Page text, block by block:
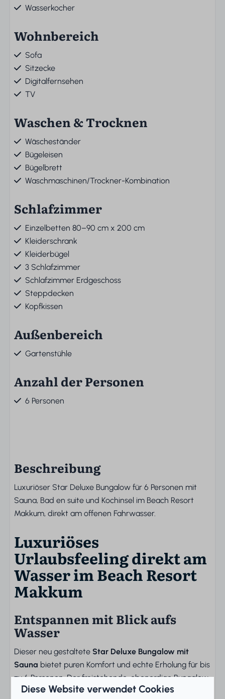
Wasserkocher
Wohnbereich
Sofa
Sitzecke
Digitalfernsehen
TV
Waschen & Trocknen
Wäscheständer
Bügeleisen
Bügelbrett
Waschmaschinen/Trockner-Kombination
Schlafzimmer
Einzelbetten 80–90 cm x 200 cm
Kleiderschrank
Kleiderbügel
3 Schlafzimmer
Schlafzimmer Erdgeschoss
Steppdecken
Kopfkissen
Außenbereich
Gartenstühle
Anzahl der Personen
6 Personen
Beschreibung
Luxuriöser Star Deluxe Bungalow für 6 Personen mit
Sauna, Bad en suite und Kochinsel im Beach Resort
Makkum, direkt am offenen Fahrwasser.
Luxuriöses
Urlaubsfeeling direkt am
Wasser im Beach Resort
Makkum
Entspannen mit Blick aufs
Wasser
Dieser neu gestaltete Star Deluxe Bungalow mit
Sauna bietet puren Komfort und echte Erholung für bis
zu 6 Personen. Der freistehende, ebenerdige Bungalow
liegt direkt am offenen Fahrwasser. Durch die
Diese Website verwendet Cookies